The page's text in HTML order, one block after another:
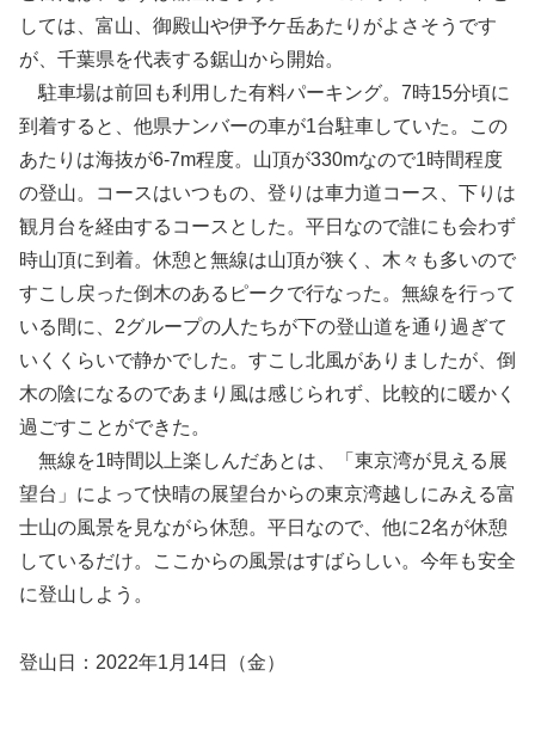
しては、富山、御殿山や伊予ケ岳あたりがよさそうです
が、千葉県を代表する鋸山から開始。
駐車場は前回も利用した有料パーキング。7時15分頃に
到着すると、他県ナンバーの車が1台駐車していた。この
あたりは海抜が6-7m程度。山頂が330mなので1時間程度
の登山。コースはいつもの、登りは車力道コース、下りは
観月台を経由するコースとした。平日なので誰にも会わず
時山頂に到着。休憩と無線は山頂が狭く、木々も多いので
すこし戻った倒木のあるピークで行なった。無線を行って
いる間に、2グループの人たちが下の登山道を通り過ぎて
いくくらいで静かでした。すこし北風がありましたが、倒
木の陰になるのであまり風は感じられず、比較的に暖かく
過ごすことができた。
無線を1時間以上楽しんだあとは、「東京湾が見える展
望台」によって快晴の展望台からの東京湾越しにみえる富
士山の風景を見ながら休憩。平日なので、他に2名が休憩
しているだけ。ここからの風景はすばらしい。今年も安全
に登山しよう。
登山日：2022年1月14日（金）